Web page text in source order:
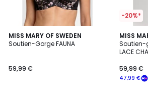
MISS MARY OF SWEDEN
Soutien-Gorge FAUNA
59,99 €
5
/
3
Couleurs
-20%*
MISS
LACE
47,99 €
59,99 €
4
/
5